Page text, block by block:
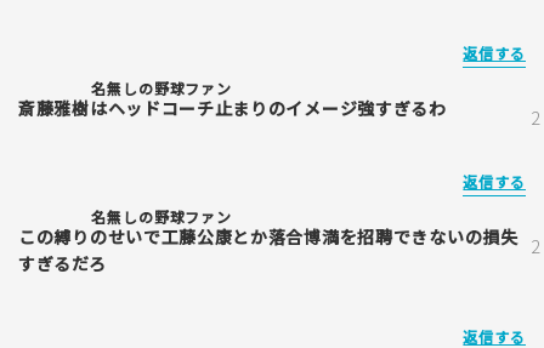
返信する
名無しの野球ファン
斎藤雅樹はヘッドコーチ止まりのイメージ強すぎるわ
返信する
名無しの野球ファン
この縛りのせいで工藤公康とか落合博満を招聘できないの損失
すぎるだろ
返信する